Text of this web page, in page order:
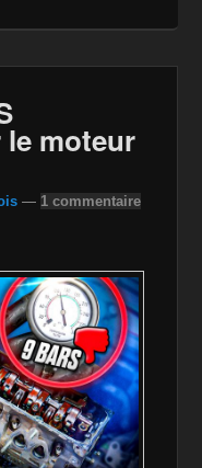
le moteur
— 1 commentaire